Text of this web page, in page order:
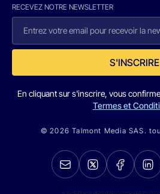
RECEVEZ NOTRE NEWSLETTER
S'INSCRIRE
En cliquant sur s'inscrire, vous
Termes et
© 2026 Talmont Media SAS.